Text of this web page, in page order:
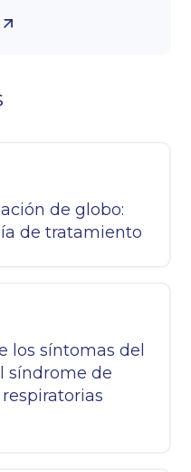
de globo:
de tratamiento
los síntomas del
síndrome de